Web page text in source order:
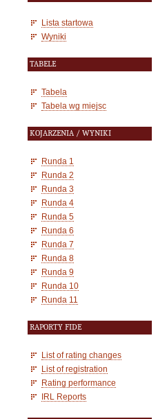
Lista startowa
Wyniki
TABELE
Tabela
Tabela wg miejsc
KOJARZENIA / WYNIKI
Runda 1
Runda 2
Runda 3
Runda 4
Runda 5
Runda 6
Runda 7
Runda 8
Runda 9
Runda 10
Runda 11
RAPORTY FIDE
List of rating changes
List of registration
Rating performance
IRL Reports